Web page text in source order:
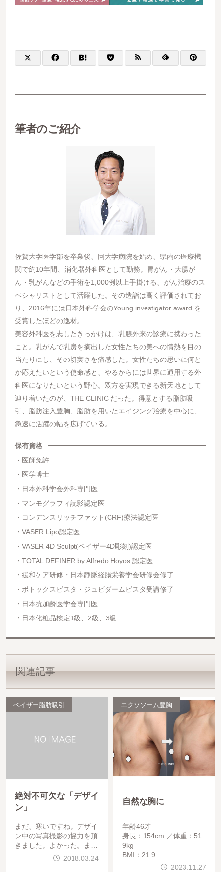
筆者のご紹介
佐賀大学医学部を卒業後、同大学病院を始め、県内の医療機
関で約10年間、消化器外科医として勤務。胃がん・大腸が
ん・乳がんなどの手術を1,000例以上手掛ける、がん治療のス
ペシャリストとして活躍した。その造詣は高く評価されてお
り、2016年には日本外科学会のYoung investigator award を
受賞したほどの逸材。
美容外科医を志したきっかけは、乳腺外来の診療に携わった
こと。乳がんで乳房を摘出した女性たちの美への情熱を目の
当たりにし、その切実さを痛感した。女性たちの思いに何と
か応えたいという使命感と、やるからには世界に通用する外
科医になりたいという野心。双方を実現できる新天地として
辿り着いたのが、THE CLINIC だった。得意とする脂肪吸
引、脂肪注入豊胸、脂肪を用いたエイジング治療を中心に、
急速に活躍の幅を広げている。
保有資格
医師免許
医学博士
日本外科学会外科専門医
マンモグラフィ読影認定医
コンデンスリッチファット(CRF)療法認定医
VASER Lipo認定医
VASER 4D Sculpt(ベイザー4D彫刻)認定医
TOTAL DEFINER by Alfredo Hoyos 認定医
緩和ケア研修・日本静脈経腸栄養学会研修会修了
ボトックスビスタ・ジュビダームビスタ受講修了
日本抗加齢医学会専門医
日本化粧品検定1級、2級、3級
関連記事
ベイザー脂肪吸引
絶対不可欠な「デザイ
ン」
まだ、寒いですね。デザイ
ン中の写真撮影の協力を頂
きました。よかった。まず
、朝に、来院していただき
2018.03.24
エクソソーム豊胸
自然な胸に
年齢46才
身長：154cm
体重：51.
9kg
BMI：21.9
2023.11.27